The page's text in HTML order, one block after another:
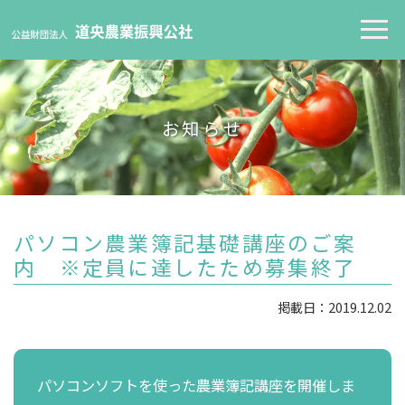
お知らせ
パソコン農業簿記基礎講座のご案
内 ※定員に達したため募集終了
掲載日：2019.12.02
パソコンソフトを使った農業簿記講座を開催しま